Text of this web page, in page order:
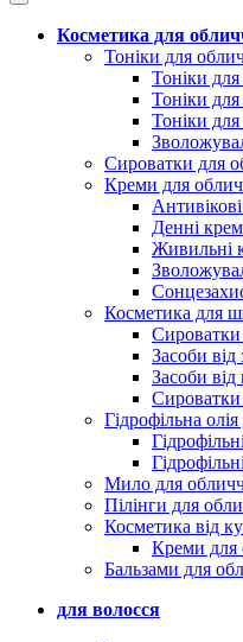
Косметика для
Тоніки для
Тоніки
Тоніки
Тоніки для
Сироватки для
Креми для
Денні
Живильні
Косметика для
Сироватки
Засоби
Засоби від
Сироватки
Гідрофільна
Мило для
Пілінги для
Косметика від
Креми для
Бальзами для
для волосся